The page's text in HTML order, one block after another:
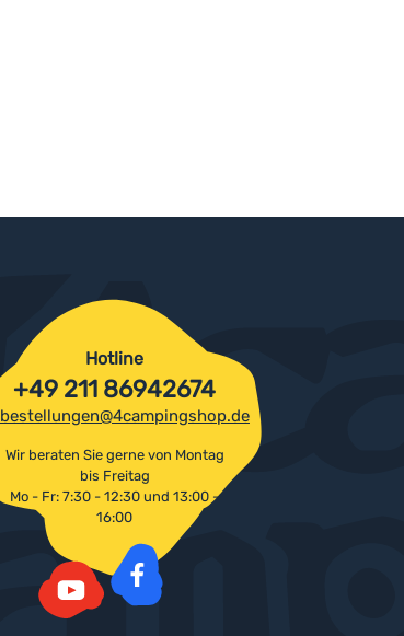
Hotline
+49 211 86942674
bestellungen@4campingshop.de
Wir beraten Sie gerne von Montag
bis Freitag
Mo - Fr: 7:30 - 12:30 und 13:00 -
16:00